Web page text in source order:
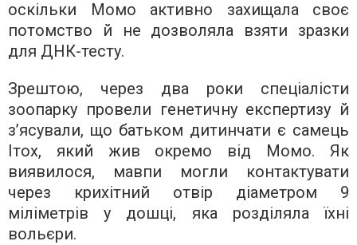
оскільки Момо активно захищала своє
потомство й не дозволяла взяти зразки
для ДНК-тесту.
Зрештою, через два роки спеціалісти
зоопарку провели генетичну експертизу й
з’ясували, що батьком дитинчати є самець
Ітох, який жив окремо від Момо. Як
виявилося, мавпи могли контактувати
через крихітний отвір діаметром 9
міліметрів у дошці, яка розділяла їхні
вольєри.